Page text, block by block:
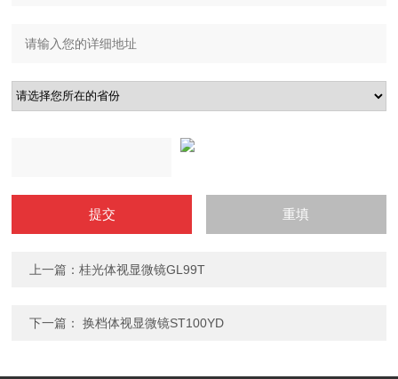
上一篇：桂光体视显微镜GL99T
下一篇：换档体视显微镜ST100YD